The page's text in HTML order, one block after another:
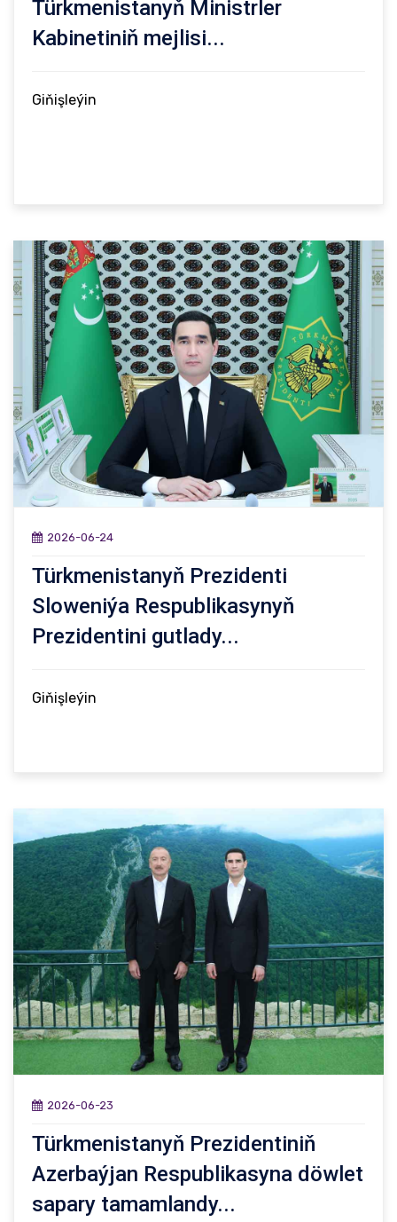
Türkmenistanyň Ministrler
Kabinetiniň mejlisi...
Giňişleýin
2026-06-24
Türkmenistanyň Prezidenti
Sloweniýa Respublikasynyň
Prezidentini gutlady...
Giňişleýin
2026-06-23
Türkmenistanyň Prezidentiniň
Azerbaýjan Respublikasyna döwlet
sapary tamamlandy...